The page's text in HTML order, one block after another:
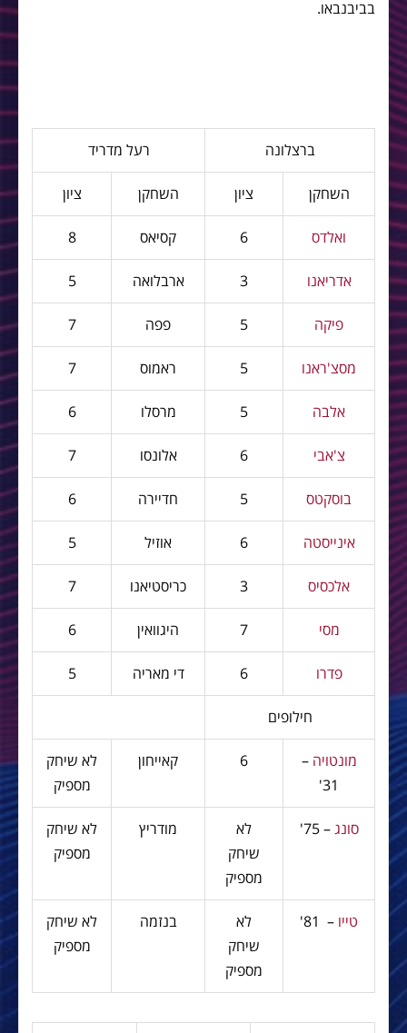
בביבנבאו.
ברצלונה רעל מדריד
השחקן ציון השחקן ציון
ואלדס 6 קסיאס 8
אדריאנו 3 ארבלואה 5
פיקה 5 פפה 7
מסצ'ראנו 5 ראמוס 7
אלבה 5 מרסלו 6
צ'אבי 6 אלונסו 7
בוסקטס 5 חדיירה 6
אינייסטה 6 אוזיל 5
אלכסיס 3 כריסטיאנו 7
מסי 7 היגוואין 6
פדרו 6 די מאריה 5
חילופים
מונטויה –
31'
6 קאייחון
לא שיחק
מספיק
סונג– 75'
לא
שיחק
מספיק
מודריץ
לא שיחק
מספיק
טייו – 81'
לא
שיחק
מספיק
בנזמה
לא שיחק
מספיק